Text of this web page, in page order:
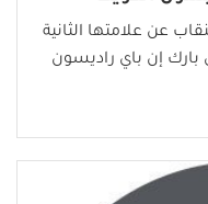
عن علامتها الثانية
إن باي راديسون